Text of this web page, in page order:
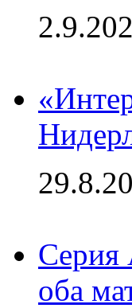
Серия
оба